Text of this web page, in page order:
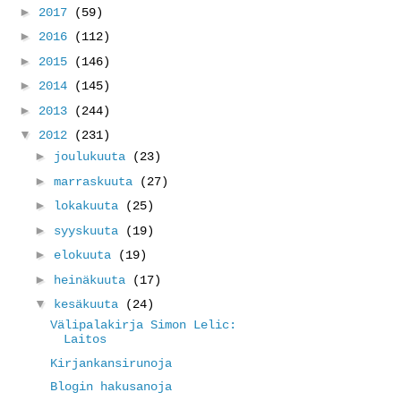
► 2017
(59)
► 2016
(112)
► 2015
(146)
► 2014
(145)
► 2013
(244)
▼ 2012
(231)
► joulukuuta
(23)
► marraskuuta
(27)
► lokakuuta
(25)
► syyskuuta
(19)
► elokuuta
(19)
► heinäkuuta
(17)
▼
kesäkuuta
(24)
Välipalakirja Simon Lelic:
Laitos
Kirjankansirunoja
Blogin hakusanoja